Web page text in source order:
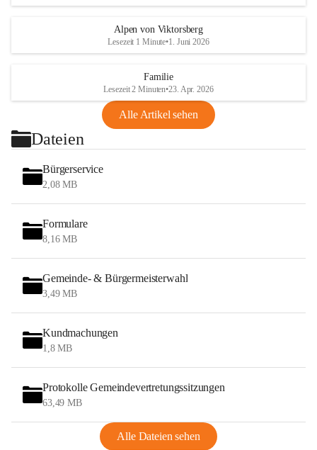
Alpen von Viktorsberg
Lesezeit 1 Minute•1. Juni 2026
Familie
Lesezeit 2 Minuten•23. Apr. 2026
Alle Artikel sehen
Dateien
Bürgerservice
2,08 MB
Formulare
8,16 MB
Gemeinde- & Bürgermeisterwahl
3,49 MB
Kundmachungen
1,8 MB
Protokolle Gemeindevertretungssitzungen
63,49 MB
Alle Dateien sehen